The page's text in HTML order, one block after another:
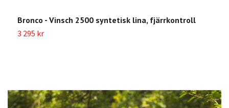
Bronco - Vinsch 2500 syntetisk lina, fjärrkontroll
3 295 kr